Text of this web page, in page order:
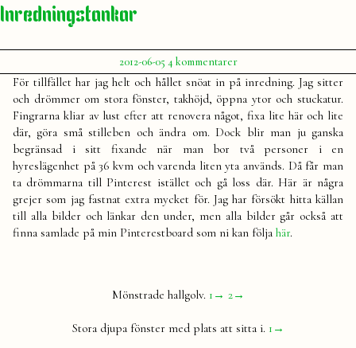
Inredningstankar
Publicerat
av
Julia
2012-06-05 4 kommentarertill
Inredningstankar
För tillfället har jag helt och hållet snöat in på inredning. Jag sitter
och drömmer om stora fönster, takhöjd, öppna ytor och stuckatur.
Fingrarna kliar av lust efter att renovera något, fixa lite här och lite
där, göra små stilleben och ändra om. Dock blir man ju ganska
begränsad i sitt fixande när man bor två personer i en
hyreslägenhet på 36 kvm och varenda liten yta används. Då får man
ta drömmarna till Pinterest istället och gå loss där. Här är några
grejer som jag fastnat extra mycket för. Jag har försökt hitta källan
till alla bilder och länkar den under, men alla bilder går också att
finna samlade på min Pinterestboard som ni kan följa här.
Mönstrade hallgolv. 1 → 2→
Stora djupa fönster med plats att sitta i. 1→